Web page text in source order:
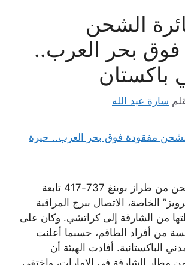
الشحن
فوق بحر العرب..
باكستان
سارة عبد الله
فقدت طائرة شحن من طراز بوينغ 737-417 تابعة
“كي 2 إيرويز” الخاصة، الاتصال ببرج المراقبة
من الشارقة إلى كراتشي. وكان على
من أفراد الطاقم، حسبما أعلنت
الباكستانية. أفادت الهيئة أن
مطار الشارقة في الإمارات، واختفى